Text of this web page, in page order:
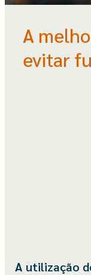
A
evitar
A utilização